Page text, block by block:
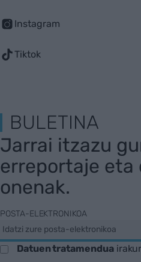
Instagram
Tiktok
BULETINA
Jarrai itzazu
erreportaje eta
onenak.
POSTA-ELEKTRONIKOA
Datuen tratamendua